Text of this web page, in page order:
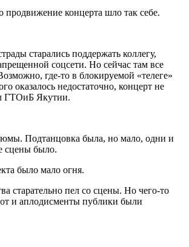
продвижение концерта шло так себе.
старались поддержать коллегу,
соцсети. Но сейчас там все
где-то в блокируемой «телеге»
оказалось недостаточно, концерт не
ГТОиБ Якутии.
Подтанцовка была, но мало, одни и
сцены было.
было мало огня.
старательно пел со сцены. Но чего-то
и аплодисменты публики были